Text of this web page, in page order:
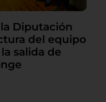
Diputación
del equipo
salida de